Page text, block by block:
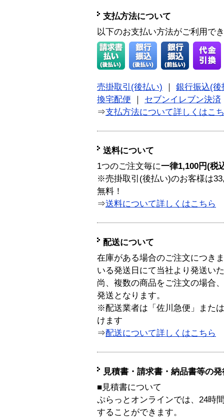
支払方法について
以下のお支払い方法がご利用で
売掛取引(後払い)
銀行振込(後
換宅配便
セブンイレブン決済
⇒支払方法について詳しくはこ
送料について
1つのご注文毎に一律1,100円(税
※売掛取引(後払い)のお客様は
無料！
⇒送料について詳しくはこちら
配送について
在庫がある場合のご注文につき
いる発送日にて当社より発送い
尚、複数の商品をご注文の場合
発送となります。
※配送業者は「佐川急便」また
けます
⇒配送について詳しくはこちら
見積書・請求書・納品書等の
■見積書について
ぷらっとオンラインでは、24時
することができます。